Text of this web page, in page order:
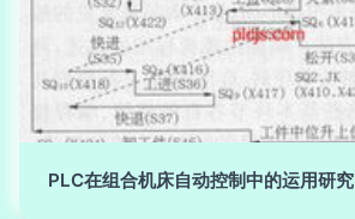
PLC在组合机床自动控制中的运用研究